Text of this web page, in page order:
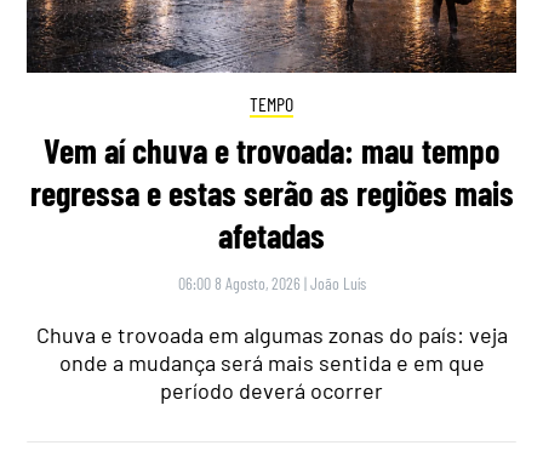
TEMPO
Vem aí chuva e trovoada: mau tempo
regressa e estas serão as regiões mais
afetadas
06:00 8 Agosto, 2026 |João Luís
Chuva e trovoada em algumas zonas do país: veja
onde a mudança será mais sentida e em que
período deverá ocorrer